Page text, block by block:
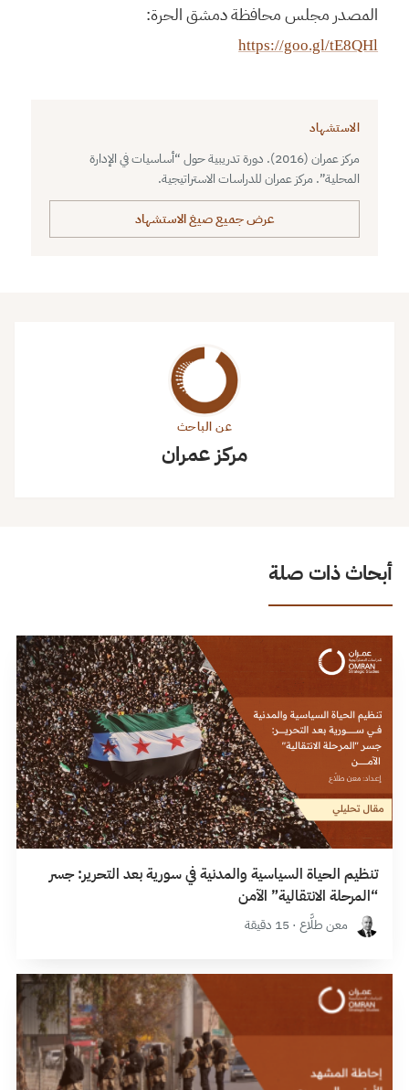
المصدر مجلس محافظة دمشق الحرة:
https://goo.gl/tE8QHl
الاستشهاد
مركز عمران (2016). دورة تدريبية حول “أساسيات في الإدارة
المحلية”. مركز عمران للدراسات الاستراتيجية.
عرض جميع صيغ الاستشهاد
عن الباحث
مركز عمران
أبحاث ذات صلة
تنظيم الحياة السياسية والمدنية في سورية بعد التحرير: جسر
“المرحلة الانتقالية” الآمن
معن طلَّاع · 15 دقيقة